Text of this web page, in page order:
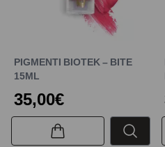
PIGMENTI BIOTEK – BITE
15ML
35,00€